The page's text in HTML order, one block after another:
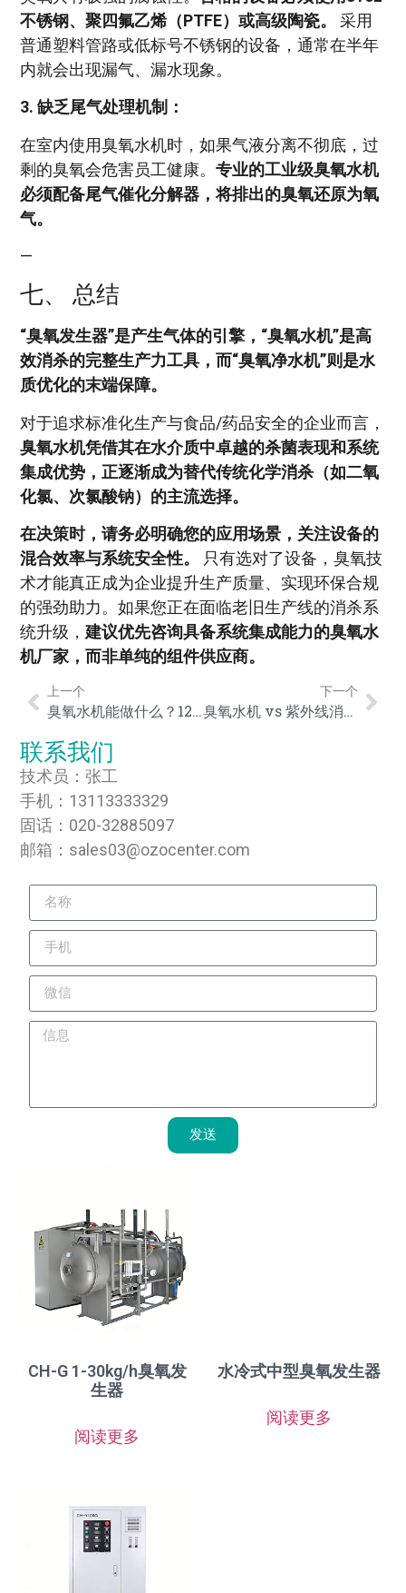
不锈钢、聚四氟乙烯（PTFE）或高级陶瓷。
采用
普通塑料管路或低标号不锈钢的设备，通常在半年
内就会出现漏气、漏水现象。
3. 缺乏尾气处理机制：
在室内使用臭氧水机时，如果气液分离不彻底，过
剩的臭氧会危害员工健康。 专业的工业级臭氧水机
必须配备尾气催化分解器，将排出的臭氧还原为氧
气。
—
七、 总结
“臭氧发生器”是产生气体的引擎，“臭氧水机”是高
效消杀的完整生产力工具，而“臭氧净水机”则是水
质优化的末端保障。
对于追求标准化生产与食品/药品安全的企业而言，
臭氧水机凭借其在水介质中卓越的杀菌表现和系统
集成优势，正逐渐成为替代传统化学消杀（如二氧
化氯、次氯酸钠）的主流选择。
在决策时，请务必明确您的应用场景，关注设备的
混合效率与系统安全性。
只有选对了设备，臭氧技
术才能真正成为企业提升生产质量、实现环保合规
的强劲助力。如果您正在面临老旧生产线的消杀系
统升级， 建议优先咨询具备系统集成能力的臭氧水
机厂家，而非单纯的组件供应商。
上一个
臭氧水机能做什么？12 个让你意想不到的应用场景
下一个
臭氧水机 vs 紫外线消毒 vs 次氯酸：三种消毒方式终极对比
联系我们
技术员：张工
手机：13113333329
固话：020-32885097
邮箱：sales03@ozocenter.com
发送
CH-G 1-30kg/h臭氧发
生器
阅读更多
水冷式中型臭氧发生器
阅读更多